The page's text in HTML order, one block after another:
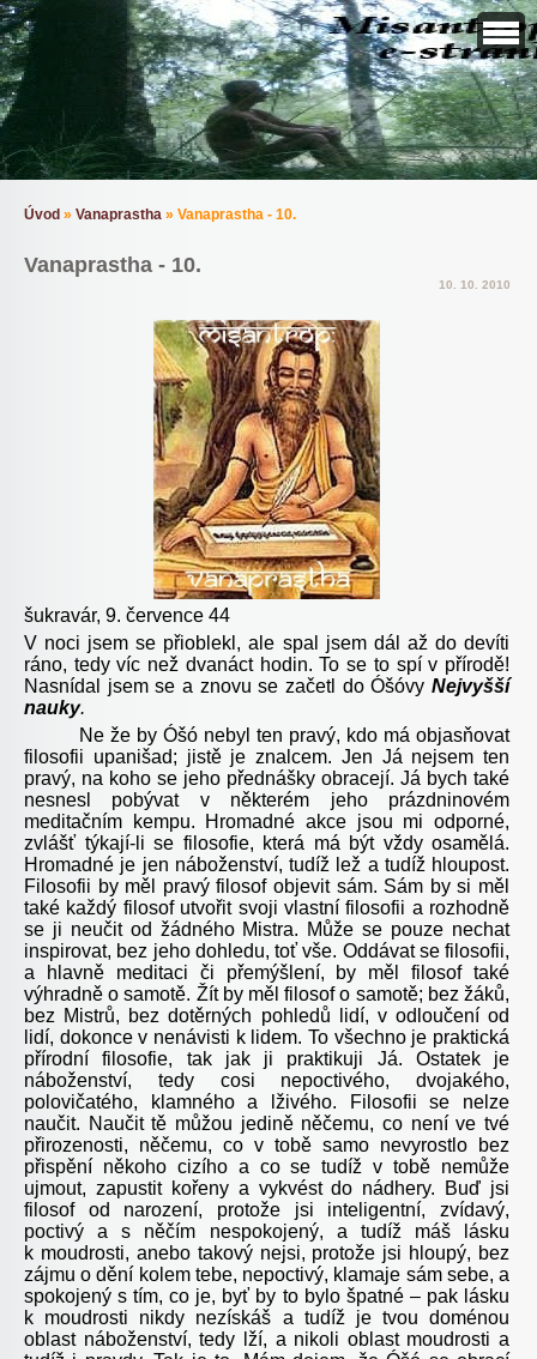
Úvod » Vanaprastha » Vanaprastha - 10.
Vanaprastha - 10.
10. 10. 2010
šukravár, 9. července 44
V noci jsem se přioblekl, ale spal jsem dál až do devíti
ráno, tedy víc než dvanáct hodin. To se to spí v přírodě!
Nasnídal jsem se a znovu se začetl do Óšóvy Nejvyšší
nauky.
Ne že by Óšó nebyl ten pravý, kdo má objasňovat
filosofii upanišad; jistě je znalcem. Jen Já nejsem ten
pravý, na koho se jeho přednášky obracejí. Já bych také
nesnesl pobývat v některém jeho prázdninovém
meditačním kempu. Hromadné akce jsou mi odporné,
zvlášť týkají-li se filosofie, která má být vždy osamělá.
Hromadné je jen náboženství, tudíž lež a tudíž hloupost.
Filosofii by měl pravý filosof objevit sám. Sám by si měl
také každý filosof utvořit svoji vlastní filosofii a rozhodně
se ji neučit od žádného Mistra. Může se pouze nechat
inspirovat, bez jeho dohledu, toť vše. Oddávat se filosofii,
a hlavně meditaci či přemýšlení, by měl filosof také
výhradně o samotě. Žít by měl filosof o samotě; bez žáků,
bez Mistrů, bez dotěrných pohledů lidí, v odloučení od
lidí, dokonce v nenávisti k lidem. To všechno je praktická
přírodní filosofie, tak jak ji praktikuji Já. Ostatek je
náboženství, tedy cosi nepoctivého, dvojakého,
polovičatého, klamného a lživého. Filosofii se nelze
naučit. Naučit tě můžou jedině něčemu, co není ve tvé
přirozenosti, něčemu, co v tobě samo nevyrostlo bez
přispění někoho cizího a co se tudíž v tobě nemůže
ujmout, zapustit kořeny a vykvést do nádhery. Buď jsi
filosof od narození, protože jsi inteligentní, zvídavý,
poctivý a s něčím nespokojený, a tudíž máš lásku
k moudrosti, anebo takový nejsi, protože jsi hloupý, bez
zájmu o dění kolem tebe, nepoctivý, klamaje sám sebe, a
spokojený s tím, co je, byť by to bylo špatné – pak lásku
k moudrosti nikdy nezískáš a tudíž je tvou doménou
oblast náboženství, tedy lží, a nikoli oblast moudrosti a